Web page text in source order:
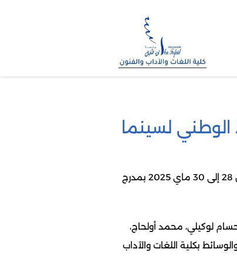
الوطني لسينما
تألقت كلية اللغات والآداب والفنون خلال الدورة الأولى من مهرجان الرباط الوطني لسينما الجامعة، الذي نُظم من 28 إلى 30 ماي 2025 بمدرج
لوكيلي، محمد أولحاج،
بكلية اللغات والآداب